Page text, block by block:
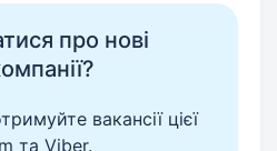
про нові
вакансії цієї
та Viber.